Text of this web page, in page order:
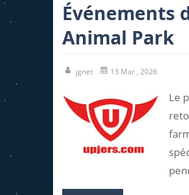
Événements
Animal Park
jgnet 13 Mar , 2026
Le